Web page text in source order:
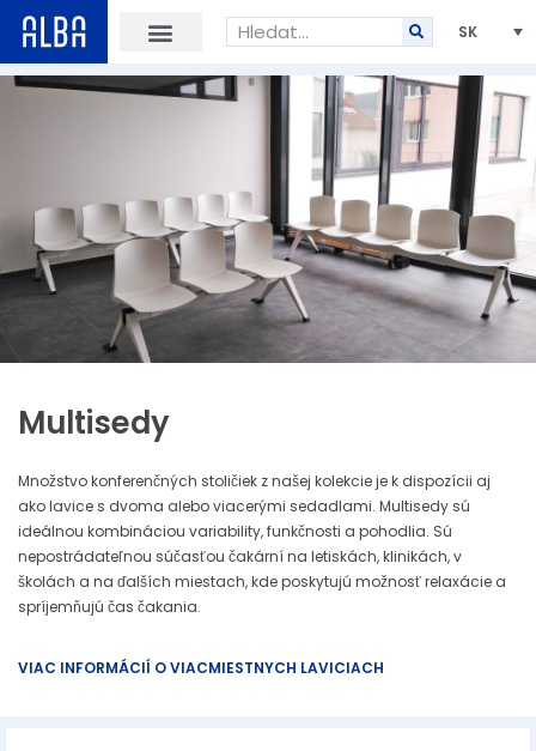
SK
Multisedy
Množstvo konferenčných stoličiek z našej kolekcie je k dispozícii aj
ako lavice s dvoma alebo viacerými sedadlami. Multisedy sú
ideálnou kombináciou variability, funkčnosti a pohodlia. Sú
nepostrádateľnou súčasťou čakární na letiskách, klinikách, v
školách a na ďalších miestach, kde poskytujú možnosť relaxácie a
spríjemňujú čas čakania.
VIAC INFORMÁCIÍ O VIACMIESTNYCH LAVICIACH